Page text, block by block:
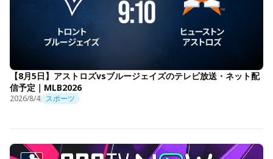
【8月5日】アストロズvsブルージェイズのテレビ放送・ネット配
信予定｜MLB2026
2026/8/4 スポーツ